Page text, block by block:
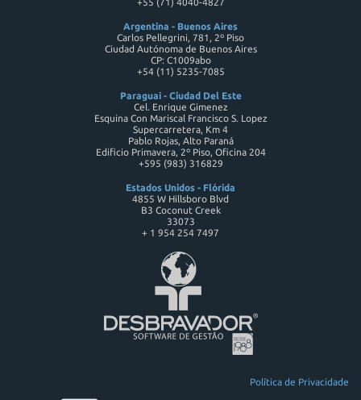
Argentina - Buenos Aires
Carlos Pellegrini, 781, 2º Piso
Ciudad Autónoma de Buenos Aires
CP: C1009abo
+54 (11) 5235-7085
Paraguai - Ciudad Del Este
Cel. Enrique Gimenez
Esquina Con Mariscal Francisco S. Lopez
Supercarretera, Km 4
Pablo Rojas, Alto Paraná
Edificio Primavera, 2º Piso, Oficina 204
+595 (983) 316829
Estados Unidos - Flórida
4855 W Hillsboro Blvd
B3 Coconut Creek
33073
+ 1 954 254 7497
Política de Privacidade